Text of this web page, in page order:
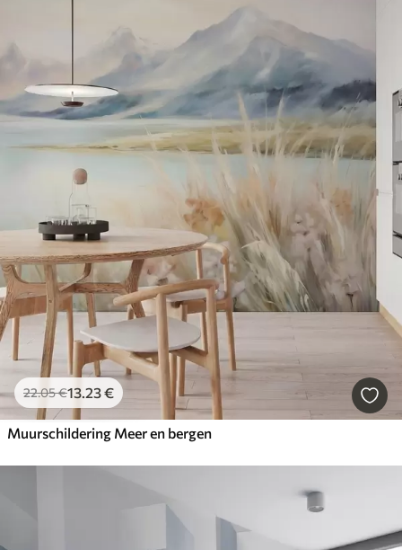
22.05€13 .23€
Muurschildering Meer en bergen